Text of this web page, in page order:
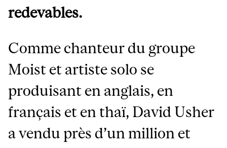
redevables.
Comme chanteur du groupe
Moist et artiste solo se
produisant en anglais, en
français et en thaï, David Usher
a vendu près d’un million et